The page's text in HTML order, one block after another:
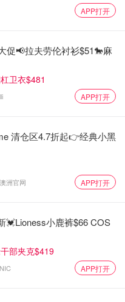
APP打开
促📢拉夫劳伦衬衫$51🐎麻
卫衣$481
APP打开
清仓区4.7折起👉经典小黑
洲官网 APP打开
💓Lioness小鹿裤$66 COS
部夹克$419
APP打开